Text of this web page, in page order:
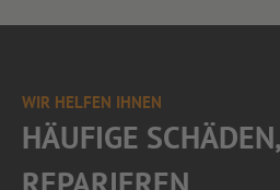
WIR HELFEN IHNEN
HÄUFIGE